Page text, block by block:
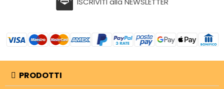
PRODOTTI